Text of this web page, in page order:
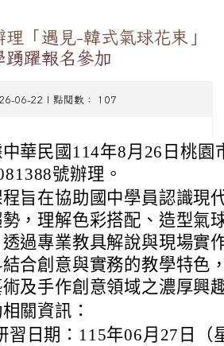
「遇見-韓式氣球花束」
踴躍報名參加
06-22 | 點閱數： 107
華民國114年8月26日桃園
號辦理。
旨在協助國中學員認識現
，理解色彩搭配、造型氣
過專業教具解說與現場實
合創意與實務的教學特色
及手作創意領域之濃厚興
關資訊：
習日期：115年06月27日（